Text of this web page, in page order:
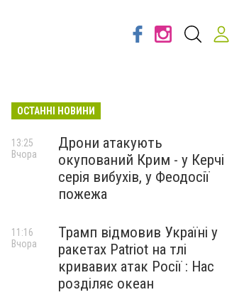
ОСТАННІ НОВИНИ
Дрони атакують
окупований Крим - у Керчі
серія вибухів, у Феодосії
пожежа
13:25
Вчора
Трамп відмовив Україні у
ракетах Patriot на тлі
кривавих атак Росії : Нас
розділяє океан
11:16
Вчора